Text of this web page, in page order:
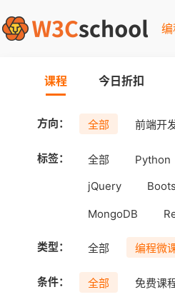
课程 今日折扣
方向： 全部 前端开
标签： 全部 Python
jQuery
MongoDB
工具 Android
类型： 全部 编程微
条件： 全部 免费课